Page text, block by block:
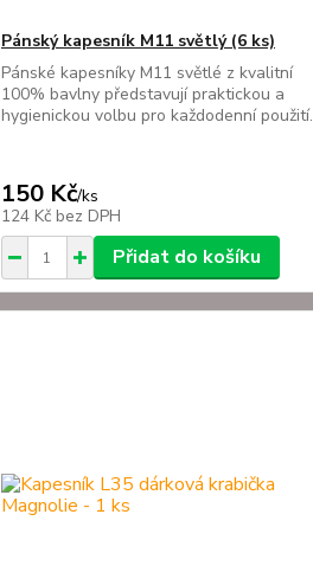
Pánský kapesník M11 světlý (6 ks)
Pánské kapesníky M11 světlé z kvalitní
100% bavlny představují praktickou a
hygienickou volbu pro každodenní použití.
150 Kč/ks
124 Kč bez DPH
Přidat do košíku